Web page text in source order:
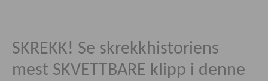
SKREKK! Se skrekkhistoriens
mest SKVETTBARE klipp i denne